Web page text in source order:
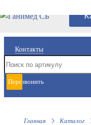
Контакты
Перезвонить
мне
Главная
Каталог